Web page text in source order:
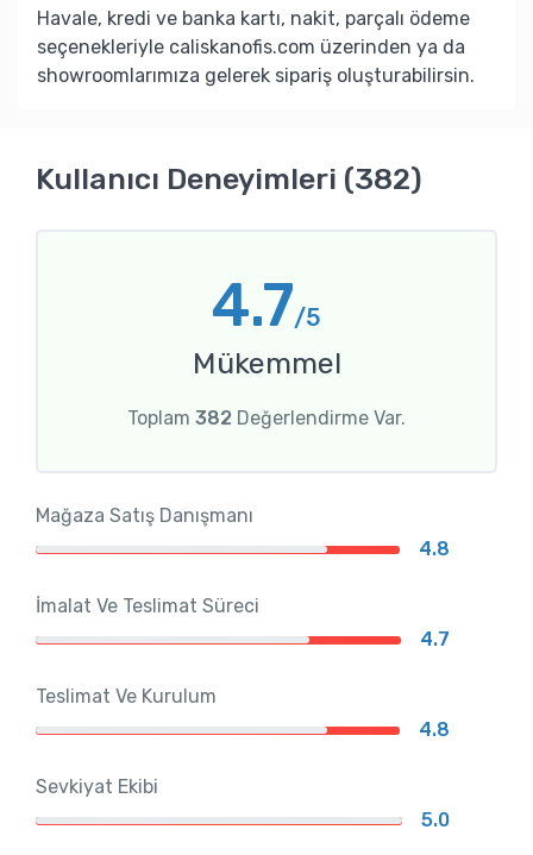
Havale, kredi ve banka kartı, nakit, parçalı ödeme
seçenekleriyle caliskanofis.com üzerinden ya da
showroomlarımıza gelerek sipariş oluşturabilirsin.
Kullanıcı Deneyimleri (382)
4.7/5
Mükemmel
Toplam 382 Değerlendirme Var.
Mağaza Satış Danışmanı
4.8
İmalat Ve Teslimat Süreci
4.7
Teslimat Ve Kurulum
4.8
Sevkiyat Ekibi
5.0